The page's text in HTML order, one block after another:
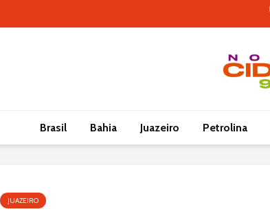
Brasil Bahia Juazeiro Petrolina
JUAZEIRO